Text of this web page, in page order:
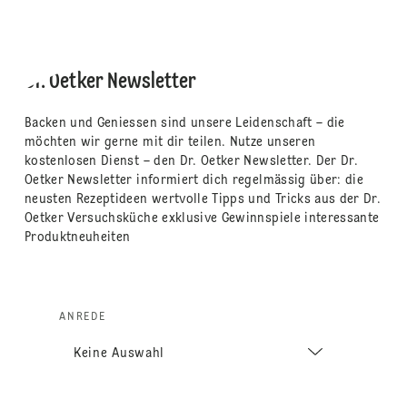
Dr. Oetker Newsletter
Backen und Geniessen sind unsere Leidenschaft – die
möchten wir gerne mit dir teilen. Nutze unseren
kostenlosen Dienst – den Dr. Oetker Newsletter. Der Dr.
Oetker Newsletter informiert dich regelmässig über: die
neusten Rezeptideen wertvolle Tipps und Tricks aus der Dr.
Oetker Versuchsküche exklusive Gewinnspiele interessante
Produktneuheiten
ANREDE